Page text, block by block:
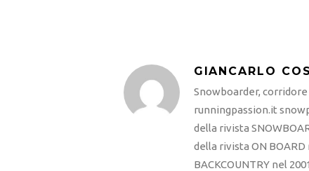
GIANCARLO
Snowboarder,
runningpassion.it
della rivista
della rivista ON
BACKCOUNTRY nel